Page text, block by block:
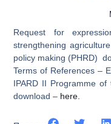
Request for
strengthening
policy making (PHRD)
Terms of References –
IPARD II Programme
download – here.